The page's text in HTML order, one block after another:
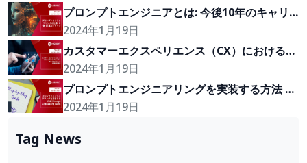
の推奨事項
プロンプトエンジニアとは: 今後10年のキャリ
ア
2024年1月19日
カスタマーエクスペリエンス（CX）におけるプ
ロンプトエンジニアリングの潜在的価値
2024年1月19日
プロンプトエンジニアリングを実装する方法 |
Prompt Engineering Guide
2024年1月19日
Tag News